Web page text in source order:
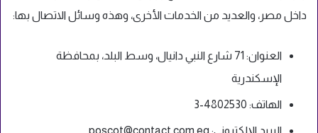
داخل مصر، والعديد من الخدمات الأخرى، وهذه وسائل الاتصال بها:
العنوان: 71 شارع النبي دانيال، وسط البلد، بمحافظة
الإسكندرية
الهاتف: 4802530-3
البريد الإلكتروني: poscot@contact.com.eg